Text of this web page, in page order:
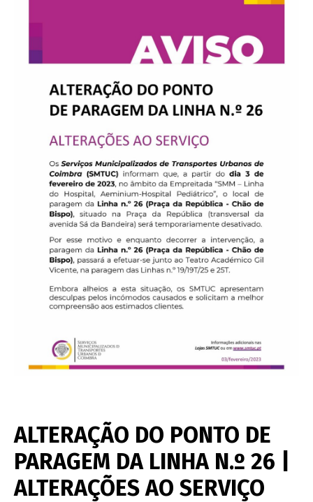
ALTERAÇÃO DO PONTO DE
PARAGEM DA LINHA N.º 26 |
ALTERAÇÕES AO SERVIÇO